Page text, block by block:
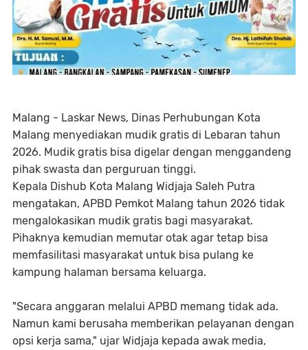
Malang - Laskar News, Dinas Perhubungan Kota
Malang menyediakan mudik gratis di Lebaran tahun
2026. Mudik gratis bisa digelar dengan menggandeng
pihak swasta dan perguruan tinggi.
Kepala Dishub Kota Malang Widjaja Saleh Putra
mengatakan, APBD Pemkot Malang tahun 2026 tidak
mengalokasikan mudik gratis bagi masyarakat.
Pihaknya kemudian memutar otak agar tetap bisa
memfasilitasi masyarakat untuk bisa pulang ke
kampung halaman bersama keluarga.
"Secara anggaran melalui APBD memang tidak ada.
Namun kami berusaha memberikan pelayanan dengan
opsi kerja sama," ujar Widjaja kepada awak media,